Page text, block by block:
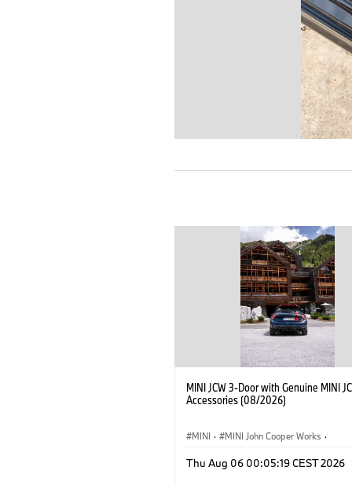
MINI JCW 3-Door with Genuine MINI
Accessories (08/2026)
MINI · MINI John Cooper Works ·
Opcjonalne dodatki, akcesoria
Thu Aug 06 00:05:19 CEST 2026